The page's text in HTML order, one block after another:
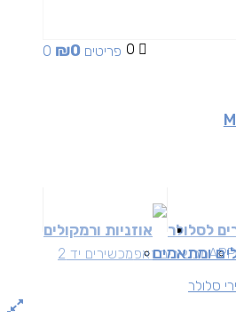
0 0 פריטים ₪0
לסלולר אוזניות ורמקולים
מכשירים זאפמכשירים יד 2 ומתאמים
סלולר